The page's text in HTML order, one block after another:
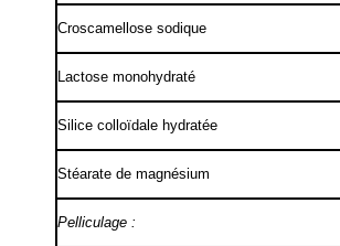
Croscamellose sodique
Lactose monohydraté
Silice colloïdale hydratée
Stéarate de magnésium
Pelliculage :